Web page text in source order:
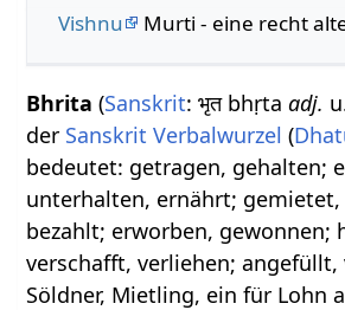
Vishnu Murti - eine recht
Bhrita (Sanskrit: भृत bhṛtaadj.
der Sanskrit Verbalwurzel (
bedeutet: getragen, gehalten;
unterhalten, ernährt;
bezahlt; erworben, gewonnen;
verschafft, verliehen;
Söldner, Mietling, ein für Lohn